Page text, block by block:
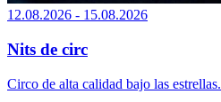
12.08.2026 - 15.08.2026
Nits de circ
Circo de alta calidad bajo las estrellas.